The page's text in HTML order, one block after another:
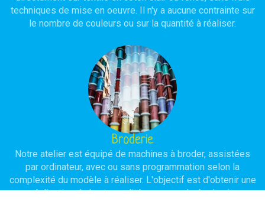
techniques de mise en oeuvre. Il n'y a aucune contrainte sur
le nombre de couleurs ou sur la quantité à réaliser.
Broderie
Notre atelier est équipé de machines à broder, assistées
par ordinateur, avec ou sans programmation selon la
complexité du modèle à réaliser. L'objectif est d'obtenir une
réalisation de haute qualité avec une durée de vie